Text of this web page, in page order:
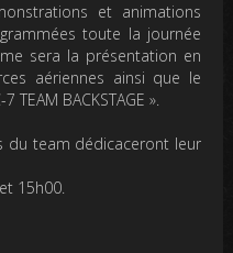
et animations
toute la journée
sera la présentation en
aériennes ainsi que le
TEAM BACKSTAGE ».
du team dédicaceront leur
15h00.